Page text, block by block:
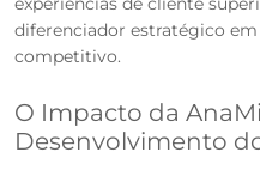
diferenciador estratégico
competitivo.
O Impacto da
Desenvolvimento